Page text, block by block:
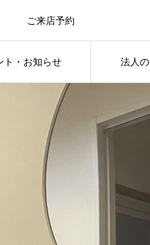
ト・お知らせ
法人
ご来店予約